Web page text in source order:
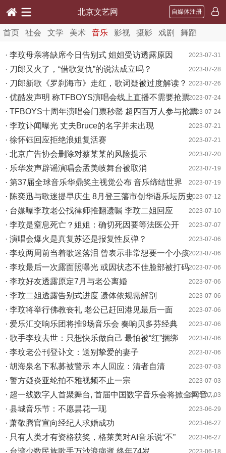
北京文艺网 自媒体注册
首页 社会 文学 美术 音乐 影视 摄影 戏剧 舞蹈
· 李玟母亲将缺席今日告别式 姐姐受访透露原因 2023-07-31
· 刀郎又火了，“借歌复仇”的说法成立吗？ 2023-07-28
· 刀郎新歌《罗刹海市》走红，歌词疑被过度解读？ 2023-07-26
· 优酷发声明 称TFBOYS演唱会线上直播不需要抢票2023-07-24
· TFBOYS十周年演唱会门票秒罄 超四百万人参与抢票2023-07-24
· 李玟讣闻曝光 丈夫Bruce的名字并未出现 2023-07-21
· 徐怀钰回应拒绝浪姐复活赛 2023-07-21
· 北京广告协会删除对蔡某某的风险提示 2023-07-20
· 乐华发声辟谣演唱会孟美岐舞台被取消 2023-07-19
· 第37届全球音乐华鼎奖主视觉公布 音乐缔结世界 2023-07-19
· 陈奕迅与歌迷提早庆生 8月登三藩市创华语乐坛历史2023-07-12
· 台媒曝李玟老公找律师推翻遗嘱 李玟二姐回应 2023-07-10
· 李玟是窒息死亡？姐姐：确切死因要等法医公开 2023-07-07
· 演唱会爆火是真复苏还是报复性反弹？ 2023-07-06
· 李玟两周前当着歌迷落泪 曾表示非常想要一个小孩2023-07-06
· 李玟最后一次露面照曝光 或因状态不佳脸部被打码2023-07-06
· 李玟好友透露原定7月与老公离婚 2023-07-06
· 李玟二姐透露告别式进度 遗体依规需解剖 2023-07-06
· 李玟将举行佛教丧礼 老公已赶回港见最后一面 2023-07-06
· 爱乐汇交响乐团将推9场音乐会 奏响贝多芬经典 2023-07-06
· 歌手李玟去世：只想快乐做自己 最怕被“红”捆绑 2023-07-06
· 李玟老公刊登讣文：送别挚爱的妻子 2023-07-06
· 胡海泉名下私募被警示 本人回应：清者自清 2023-07-03
· 警方疑炎亚纶拍不雅视频不止一宗 2023-07-03
· 超一线数字人首聚舞台, 首届中国数字音乐会将掀全网音乐热情
2023-07-03
· 县城音乐节：不愿昙花一现 2023-06-29
· 萧敬腾官宣向经纪人求婚成功 2023-06-27
· 只有人类才有资格获奖，格莱美对AI音乐说“不” 2023-06-27
· 台湾少数民族歌手万沙浪病逝 终年74岁 2023-06-18